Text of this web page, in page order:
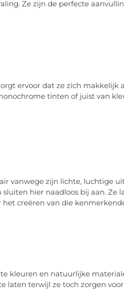
Ze zijn de perfecte
ervoor dat ze zich makkelijk
tinten of juist van
vanwege zijn lichte, luchtige
hier naadloos bij aan. Ze
creëren van die
kleuren en natuurlijke
laten terwijl ze toch zorgen